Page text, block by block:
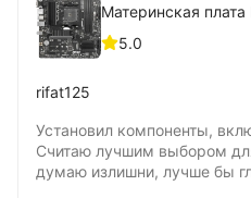
Материнская плата
5.0
rifat125
Установил компоненты,
Считаю лучшим выбором
думаю излишни, лучше бы